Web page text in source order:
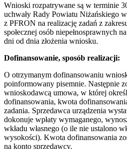
Wnioski rozpatrywane są w terminie
uchwały Rady Powiatu Niżańskiego
z PFRON na realizację zadań z
społecznej osób niepełnosprawnych
dni od dnia złożenia wniosku.
Dofinansowanie, sposób realizacji:
O otrzymanym dofinansowaniu
poinformowany pisemnie. Następnie
wnioskodawcą umowa, w której
dofinansowania, kwota
zadania. Sprzedawca urządzenia
dokonuje wpłaty wymaganego,
wkładu własnego (o ile nie ustalono
wysokości). Kwota dofinansowania
na konto sprzedawcy.